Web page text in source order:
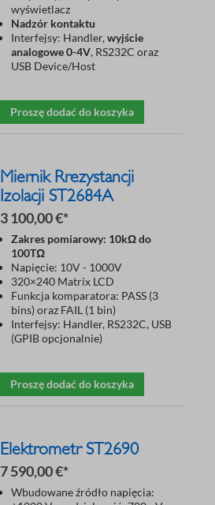
wyświetlacz
Nadzór kontaktu
Interfejsy: Handler, wyjście
analogowe 0-4V, RS232C oraz
USB Device/Host
Proszę dodać do koszyka
Miernik Rrezystancji
Izolacji ST2684A
3 100,00 €*
Zakres pomiarowy: 10kΩ do
100TΩ
Napięcie: 10V - 1000V
320×240 Matrix LCD
Funkcja komparatora: PASS (3
bins) oraz FAIL (1 bin)
Interfejsy: Handler, RS232C, USB
(GPIB opcjonalnie)
Proszę dodać do koszyka
Elektrometr ST2690
7 590,00 €*
Wbudowane źródło napięcia: